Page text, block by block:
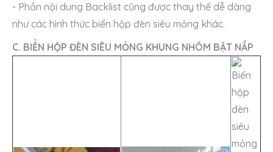
- Phần nội dung Backlist cũng được thay thế dễ dàng
như các hình thức biển hộp đèn siêu mỏng khác.
C. BIỂN HỘP ĐÈN SIÊU MỎNG KHUNG NHÔM BẬT NẮP